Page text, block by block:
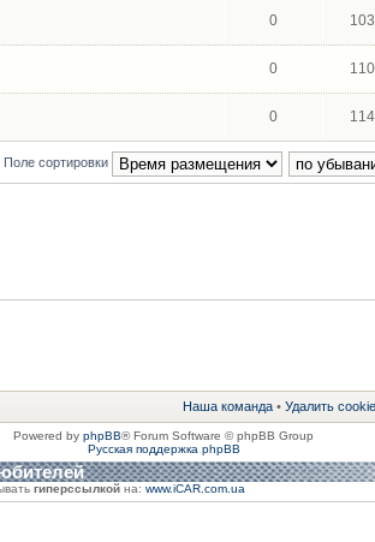
0
0
0
Поле сортировки
Наша команда • Удалить
Powered by phpBB® Forum Software © phpBB Group
Русская поддержка phpBB
гиперссылкой на: www.iCAR.com.ua